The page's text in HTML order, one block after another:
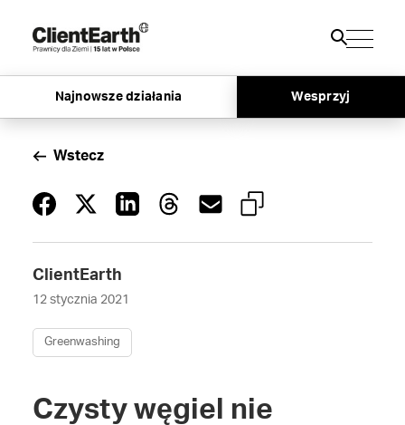
Najnowsze działania Wesprzyj
ClientEarth
12 stycznia 2021
Greenwashing
Wstecz
Czysty węgiel nie